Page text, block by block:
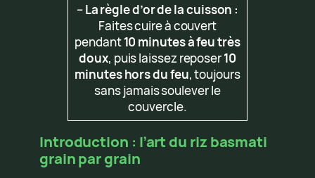
–La règle d’or de la cuisson :
Faites cuire à couvert
pendant10 minutes à feu très
doux, puis laissez reposer10
minutes hors du feu, toujours
sans jamais soulever le
couvercle.
Introduction : l’art du riz basmati
grain par grain